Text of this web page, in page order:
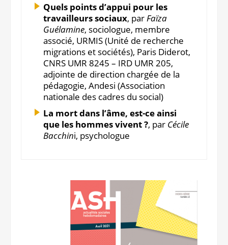
Quels points d’appui pour les
travailleurs sociaux, parFaïza
Guélamine, sociologue, membre
associé, URMIS (Unité de recherche
migrations et sociétés), Paris Diderot,
CNRS UMR 8245 – IRD UMR 205,
adjointe de direction chargée de la
pédagogie, Andesi (Association
nationale des cadres du social)
La mort dans l’âme, est-ce ainsi
que les hommes vivent ?, par Cécile
Bacchini, psychologue